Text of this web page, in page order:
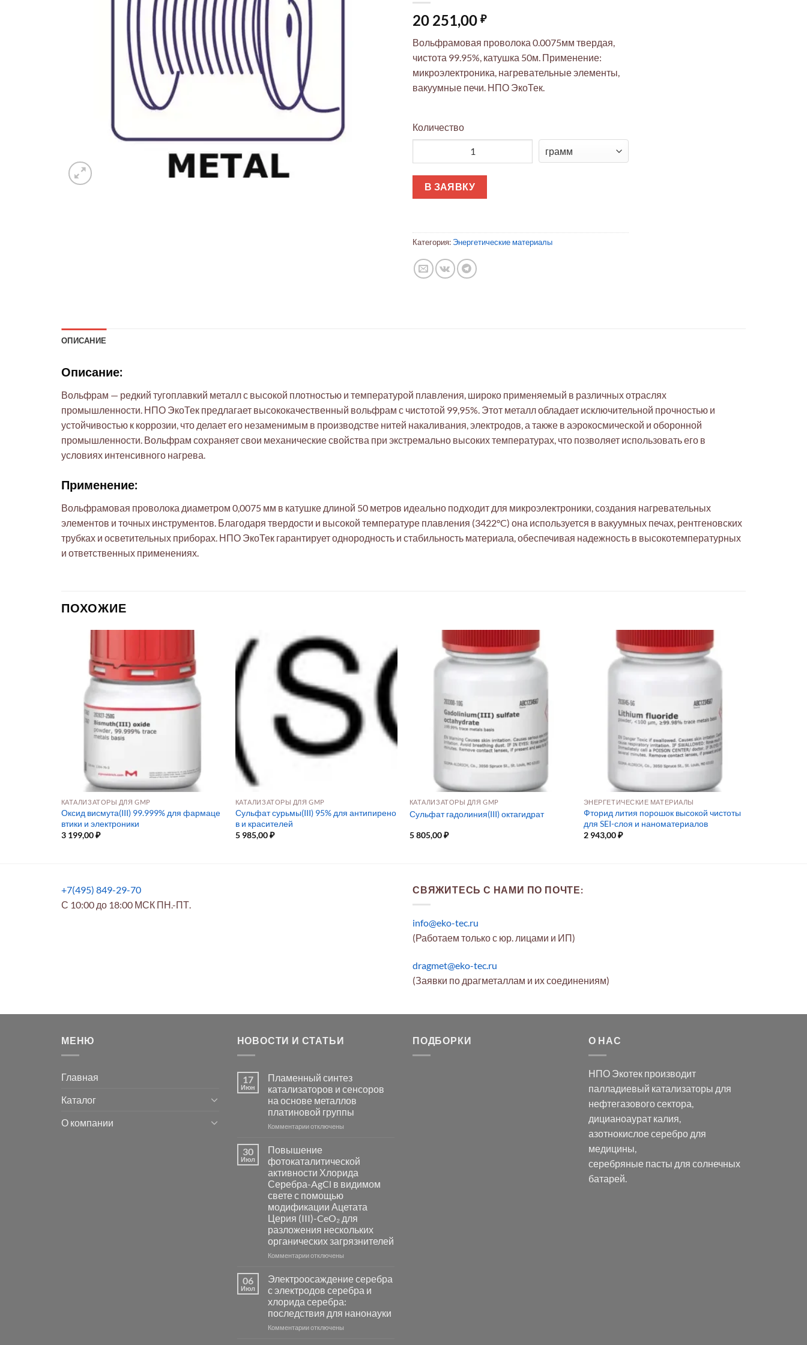
20 251,00 ₽
Вольфрамовая проволока 0.0075мм твердая,
чистота 99.95%, катушка 50м. Применение:
микроэлектроника, нагревательные элементы,
вакуумные печи. НПО ЭкоТек.
Количество
В ЗАЯВКУ
Категория: Энергетические материалы
ОПИСАНИЕ
Описание:
Вольфрам — редкий тугоплавкий металл с высокой плотностью и температурой плавления, широко применяемый в различных отраслях
промышленности. НПО ЭкоТек предлагает высококачественный вольфрам с чистотой 99,95%. Этот металл обладает исключительной прочностью и
устойчивостью к коррозии, что делает его незаменимым в производстве нитей накаливания, электродов, а также в аэрокосмической и оборонной
промышленности. Вольфрам сохраняет свои механические свойства при экстремально высоких температурах, что позволяет использовать его в
условиях интенсивного нагрева.
Применение:
Вольфрамовая проволока диаметром 0,0075 мм в катушке длиной 50 метров идеально подходит для микроэлектроники, создания нагревательных
элементов и точных инструментов. Благодаря твердости и высокой температуре плавления (3422°C) она используется в вакуумных печах, рентгеновских
трубках и осветительных приборах. НПО ЭкоТек гарантирует однородность и стабильность материала, обеспечивая надежность в высокотемпературных
и ответственных применениях.
ПОХОЖИЕ
КАТАЛИЗАТОРЫ ДЛЯ GMP
Оксид висмута(III) 99.999% для фармаце
втики и электроники
3 199,00₽
КАТАЛИЗАТОРЫ ДЛЯ GMP
Сульфат сурьмы(III) 95% для антипирено
в и красителей
5 985,00₽
КАТАЛИЗАТОРЫ ДЛЯ GMP
Сульфат гадолиния(III) октагидрат
5 805,00₽
ЭНЕРГЕТИЧЕСКИЕ МАТЕРИАЛЫ
Фторид лития порошок высокой чистоты
для SEI-слоя и наноматериалов
2 943,00₽
+7(495) 849-29-70
С 10:00 до 18:00 МСК ПН.-ПТ.
СВЯЖИТЕСЬ С НАМИ ПО ПОЧТЕ:
info@eko-tec.ru
(Работаем только с юр. лицами и ИП)
dragmet@eko-tec.ru
(Заявки по драгметаллам и их соединениям)
МЕНЮ
Главная
Каталог
О компании
НОВОСТИ И СТАТЬИ
17
Июн
Пламенный синтез
катализаторов и сенсоров
на основе металлов
платиновой группы
Комментариик
синтез
катализаторов
и
сенсоров
на
основе
металлов
платиновой
группы
отключены
30
Июл
Повышение
фотокаталитической
активности Хлорида
Серебра-AgCl в видимом
свете с помощью
модификации Ацетата
Церия (III)-CeO₂ для
разложения нескольких
органических загрязнителей
Комментариик
фотокаталитической
активности
Хлорида
Серебра-
AgCl
отключены
06
Июл
Электроосаждение серебра
с электродов серебра и
хлорида серебра:
последствия для нанонауки
Комментариикотключены
ПОДБОРКИ О НАС
НПО Экотек производит
палладиевый катализаторы для
нефтегазового сектора,
дицианоаурат калия,
азотнокислое серебродля
медицины,
серебряные пасты для солнечных
батарей.